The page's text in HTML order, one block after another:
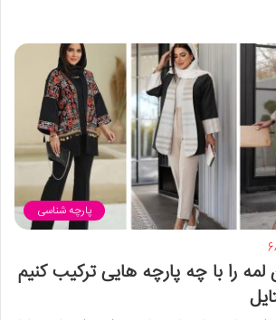
پارچه شناسی
لمه را با چه پارچه هایی ترکیب کنیم